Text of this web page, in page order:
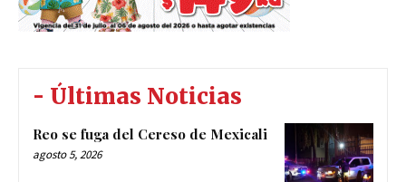
- Últimas Noticias
Reo se fuga del Cereso de Mexicali
agosto 5, 2026